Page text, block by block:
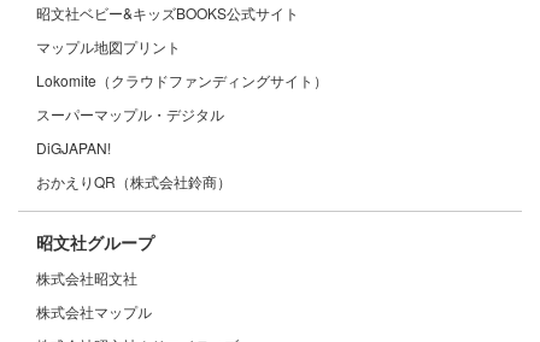
昭文社ベビー&キッズBOOKS公式サイト
マップル地図プリント
Lokomite（クラウドファンディングサイト）
スーパーマップル・デジタル
DiGJAPAN!
おかえりQR（株式会社鈴商）
昭文社グループ
株式会社昭文社
株式会社マップル